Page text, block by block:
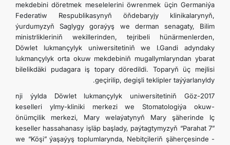
mekdebini döretmek meselelerini öwrenmek üçin Germaniýa
Federatiw Respublikasynyň öňdebaryjy klinikalarynyň,
ýurdumyzyň Saglygy goraýyş we derman senagaty, Bilim
ministrlikleriniň wekillerinden, tejribeli hünärmenlerden,
Döwlet lukmançylyk uniwersitetiniň we I.Gandi adyndaky
lukmançylyk orta okuw mekdebiniň mugallymlaryndan ybarat
bilelikdäki pudagara iş topary döredildi. Toparyň üç mejlisi
geçirilip, degişli teklipler taýýarlanyldy.
2017-nji ýylda Döwlet lukmançylyk uniwersitetiniň Göz
keselleri ylmy-kliniki merkezi we Stomatologiýa okuw-
önümçilik merkezi, Mary welaýatynyň Mary şäherinde Iç
keseller hassahanasy işläp başlady, paýtagtymyzyň “Parahat 7”
we “Köşi” ýaşaýyş toplumlarynda, Nebitçileriň şäherçesinde -